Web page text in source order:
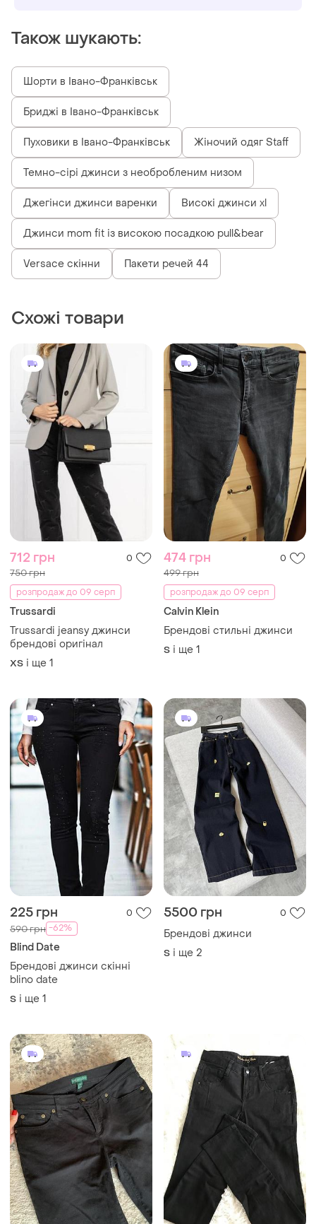
Також шукають:
Шорти в Івано-Франківськ
Бриджі в Івано-Франківськ
Пуховики в Івано-Франківськ Жіночий одяг Staff
Темно-сірі джинси з необробленим низом
Джегінси джинси варенки Високі джинси xl
Джинси mom fit із високою посадкою pull&bear
Versace скінни Пакети речей 44
Схожі товари
712 грн 0
750 грн
розпродаж до 09 серп
Trussardi
Trussardi jeansy джинси
брендові оригінал
XS і ще 1
474 грн 0
499 грн
розпродаж до 09 серп
Calvin Klein
Брендові стильні джинси
S і ще 1
225 грн 0
590 грн -62%
Blind Date
Брендові джинси скінні
blino date
S і ще 1
5500 грн 0
Брендові джинси
S і ще 2